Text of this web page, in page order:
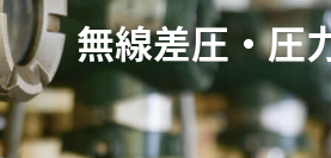
無線差圧・圧